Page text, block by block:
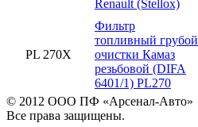
Renault (Stellox)
PL 270X
Фильтр
топливный грубой
очистки Камаз
резьбовой (DIFA
6401/1) PL270
© 2012 ООО ПФ «Арсенал-Авто»
Все права защищены.